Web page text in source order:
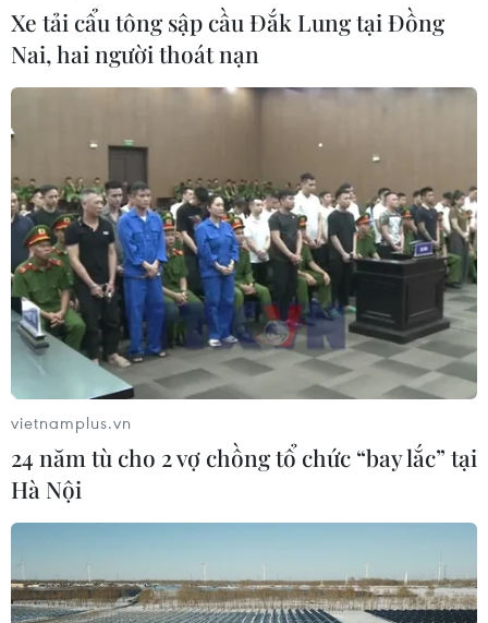
Xe tải cẩu tông sập cầu Đắk Lung tại Đồng
Nai, hai người thoát nạn
vietnamplus.vn
24 năm tù cho 2 vợ chồng tổ chức “bay lắc” tại
Hà Nội